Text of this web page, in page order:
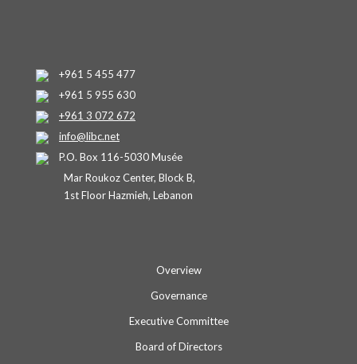
+961 5 455 477
+961 5 955 630
+961 3 072 672
info@libc.net
P.O. Box 116-5030 Musée
Mar Roukoz Center, Block B,
1st Floor Hazmieh, Lebanon
Overview
Governance
Executive Committee
Board of Directors